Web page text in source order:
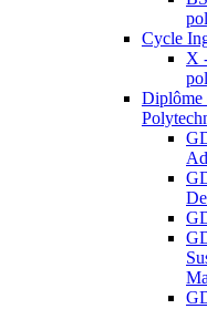
Cycle
X
Diplôme